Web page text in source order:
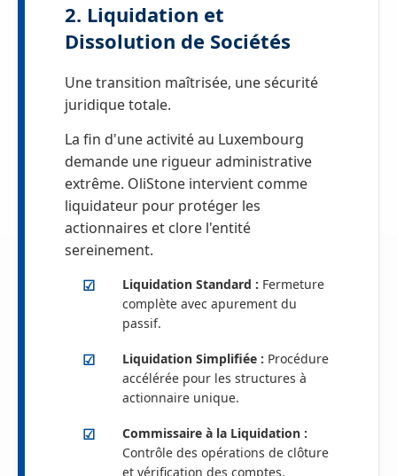
2. Liquidation et
Dissolution de Sociétés
Une transition maîtrisée, une sécurité
juridique totale.
La fin d'une activité au Luxembourg
demande une rigueur administrative
extrême. OliStone intervient comme
liquidateur pour protéger les
actionnaires et clore l'entité
sereinement.
Liquidation Standard : Fermeture
complète avec apurement du
passif.
Liquidation Simplifiée : Procédure
accélérée pour les structures à
actionnaire unique.
Commissaire à la Liquidation :
Contrôle des opérations de clôture
et vérification des comptes.